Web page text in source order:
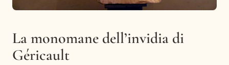
La monomane dell’invidia di
Géricault